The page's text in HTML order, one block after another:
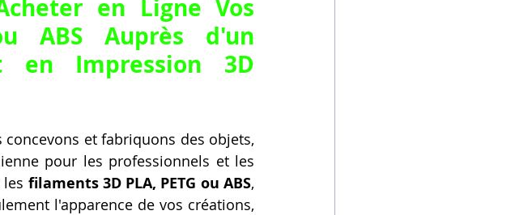
administratif en ligne Secrétaire en Ligne
en Ligne Vos
ABS Auprès d'un
en Impression 3D
et fabriquons des objets,
pour les professionnels et les
filaments 3D PLA, PETG ou ABS,
l'apparence de vos créations,